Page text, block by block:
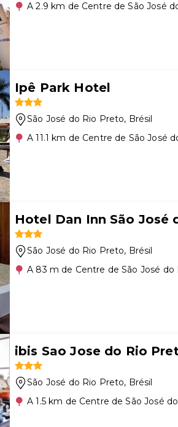
A 2.9 km de Centre de São José
Ipê Park Hotel
São José do Rio Preto, Brésil
A 11.1 km de Centre de São José
Hotel Dan Inn São José
São José do Rio Preto, Brésil
A 83 m de Centre de São José do
ibis Sao Jose do Rio
São José do Rio Preto, Brésil
A 1.5 km de Centre de São José